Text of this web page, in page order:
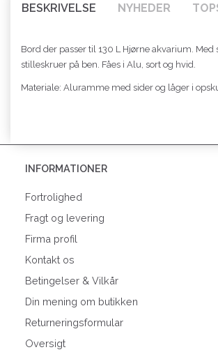
BESKRIVELSE NYHEDER
Bord der passer til 130 L Hjørne akvarium. Med
stilleskruer på ben. Fåes i Alu, sort og hvid.
Materiale: Aluramme med sider og låger i
INFORMATIONER
Fortrolighed
Fragt og levering
Firma profil
Kontakt os
Betingelser & Vilkår
Din mening om butikken
Returneringsformular
Oversigt